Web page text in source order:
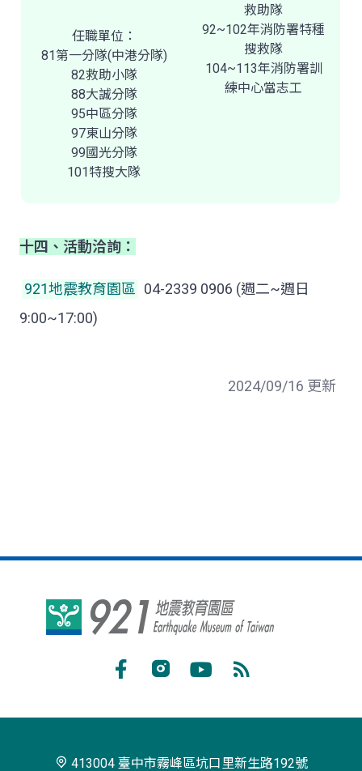
任職單位：
81第一分隊(中港分隊)
82救助小隊
88大誠分隊
95中區分隊
97東山分隊
99國光分隊
101特搜大隊
救助隊
92~102年消防署特種
搜救隊
104~113年消防署訓
練中心當志工
十四、活動洽詢：
921地震教育園區 04-2339 0906 (週二~週日
9:00~17:00)
2024/09/16 更新
921
園
閱
413004 臺中市霧峰區坑口里新生路192號